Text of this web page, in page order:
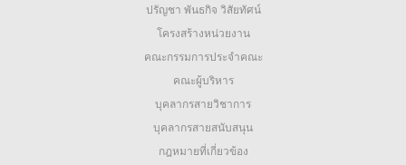
ปรัญชา พันธกิจ วิสัยทัศน์
โครงสร้างหน่วยงาน
คณะกรรมการประจำคณะ
คณะผู้บริหาร
บุคลากรสายวิชาการ
บุคลากรสายสนับสนุน
กฎหมายที่เกี่ยวข้อง